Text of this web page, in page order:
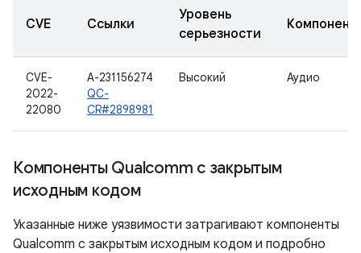
CVE Ссылки
Уровень
серьезности
Компонент
CVE-
2022-
22080
A-231156274
QC-
CR#2898981
Высокий Аудио
Компоненты Qualcomm с закрытым
исходным кодом
Указанные ниже уязвимости затрагивают компоненты
Qualcomm с закрытым исходным кодом и подробно